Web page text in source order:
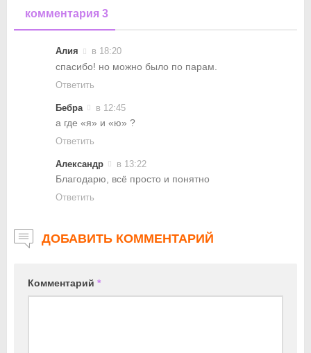
комментария 3
Алия в 18:20
спасибо! но можно было по парам.
Ответить
Бебра в 12:45
а где «я» и «ю» ?
Ответить
Александр в 13:22
Благодарю, всё просто и понятно
Ответить
ДОБАВИТЬ КОММЕНТАРИЙ
Комментарий *